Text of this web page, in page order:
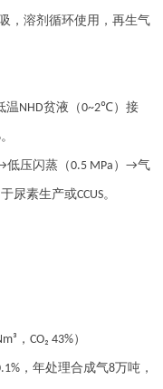
，溶剂循环使用，再生气
温NHD贫液（0~2℃）接
。
低压闪蒸（0.5 MPa ） →气
于尿素生产或CCUS。
， CO₂ 43%）
，年处理合成气8万吨，